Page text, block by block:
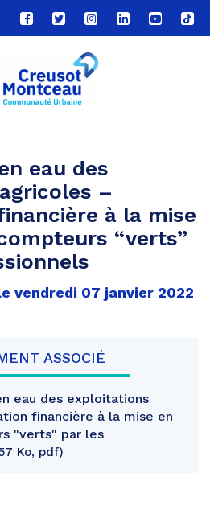
Lien
vers
compte
Facebook
Lien
vers
compte
Twitter
Lien
vers
le
compte
Lien
vers
Lien
vers
Lien
vers
eau des
–
à la mise
“verts”
vendredi 07 janvier 2022
ASSOCIÉ
eau des exploitations
financière à la mise en
"verts" par les
Ko, pdf